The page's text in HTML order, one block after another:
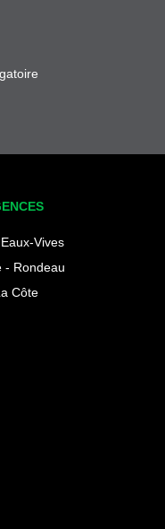
Vives
- Rondeau
Côte